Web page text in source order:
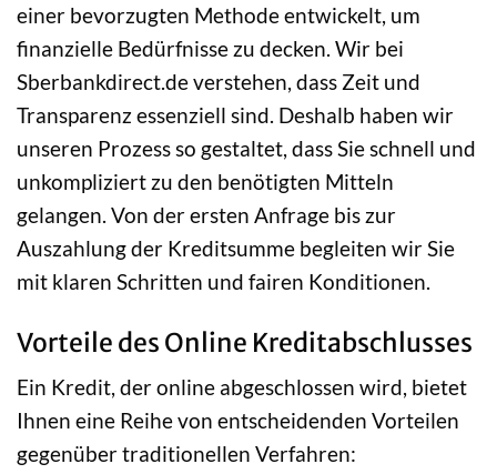
einer bevorzugten Methode entwickelt, um
finanzielle Bedürfnisse zu decken. Wir bei
Sberbankdirect.de verstehen, dass Zeit und
Transparenz essenziell sind. Deshalb haben wir
unseren Prozess so gestaltet, dass Sie schnell und
unkompliziert zu den benötigten Mitteln
gelangen. Von der ersten Anfrage bis zur
Auszahlung der Kreditsumme begleiten wir Sie
mit klaren Schritten und fairen Konditionen.
Vorteile des Online Kreditabschlusses
Ein Kredit, der online abgeschlossen wird, bietet
Ihnen eine Reihe von entscheidenden Vorteilen
gegenüber traditionellen Verfahren: